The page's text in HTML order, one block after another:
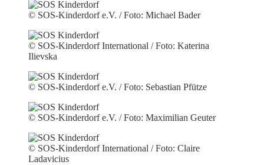
© SOS-Kinderdorf e.V. / Foto: Michael Bader
© SOS-Kinderdorf International / Foto: Katerina
Ilievska
© SOS-Kinderdorf e.V. / Foto: Sebastian Pfütze
© SOS-Kinderdorf e.V. / Foto: Maximilian Geuter
© SOS-Kinderdorf International / Foto: Claire
Ladavicius